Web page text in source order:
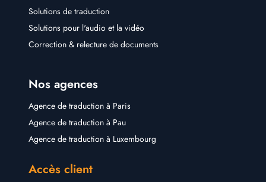
Solutions de traduction
Solutions pour l'audio et la vidéo
Correction & relecture de documents
Nos agences
Agence de traduction à Paris
Agence de traduction à Pau
Agence de traduction à Luxembourg
Accès client